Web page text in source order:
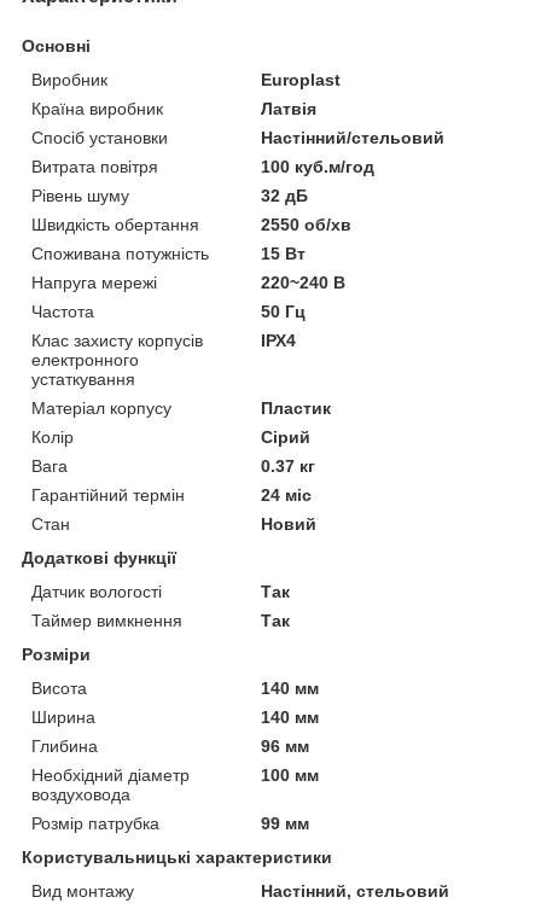
Основні
Виробник
Europlast
Країна виробник
Латвія
Спосіб установки
Настінний/стельовий
Витрата повітря
100 куб.м/год
Рівень шуму
32 дБ
Швидкість обертання
2550 об/хв
Споживана потужність
15 Вт
Напруга мережі
220~240 В
Частота
50 Гц
Клас захисту корпусів
електронного
устаткування
ІРХ4
Матеріал корпусу
Пластик
Колір
Сірий
Вага
0.37 кг
Гарантійний термін
24 міс
Стан
Новий
Додаткові функції
Датчик вологості
Так
Таймер вимкнення
Так
Розміри
Висота
140 мм
Ширина
140 мм
Глибина
96 мм
Необхідний діаметр
воздуховода
100 мм
Розмір патрубка
99 мм
Користувальницькі характеристики
Вид монтажу
Настінний, стельовий